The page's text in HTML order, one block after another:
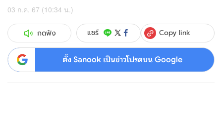
03 ก.ค. 67 (10:34 น.)
กดฟัง แชร์ Copy link
ตั้ง Sanook เป็นข่าวโปรดบน Google